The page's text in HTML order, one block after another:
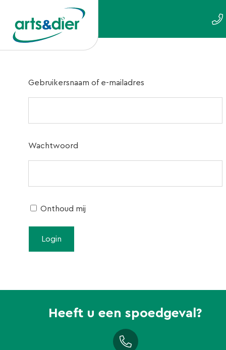
Gebruikersnaam of e-mailadres
Wachtwoord
Onthoud mij
Heeft u een spoedgeval?